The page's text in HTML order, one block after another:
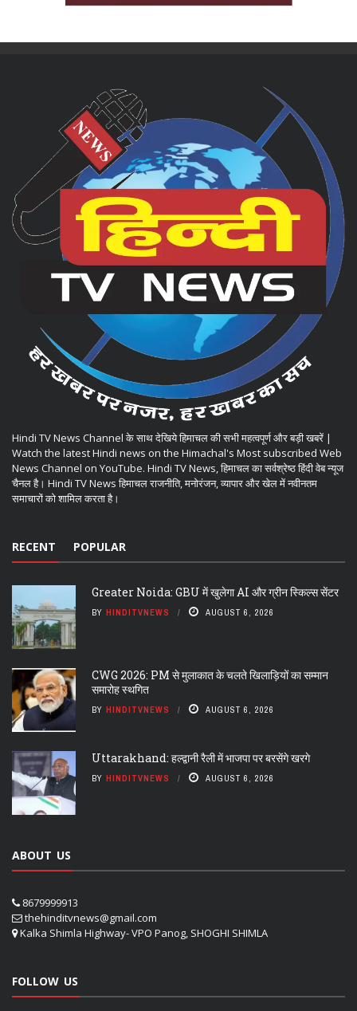
Hindi TV News Channel के साथ देखिये हिमाचल की सभी महत्वपूर्ण और बड़ी खबरें |
Watch the latest Hindi news on the Himachal's Most subscribed Web
News Channel on YouTube. Hindi TV News, हिमाचल का सर्वश्रेष्ठ हिंदी वेब न्यूज
चैनल है। Hindi TV News हिमाचल राजनीति, मनोरंजन, व्यापार और खेल में नवीनतम
समाचारों को शामिल करता है।
RECENT POPULAR
Greater Noida: GBU में खुलेगा AI और ग्रीन स्किल्स सेंटर
BY HINDITVNEWS AUGUST 6, 2026
CWG 2026: PM से मुलाकात के चलते खिलाड़ियों का सम्मान
समारोह स्थगित
BY HINDITVNEWS AUGUST 6, 2026
Uttarakhand: हल्द्वानी रैली में भाजपा पर बरसेंगे खरगे
BY HINDITVNEWS AUGUST 6, 2026
ABOUT US
8679999913
thehinditvnews@gmail.com
Kalka Shimla Highway- VPO Panog, SHOGHI SHIMLA
FOLLOW US